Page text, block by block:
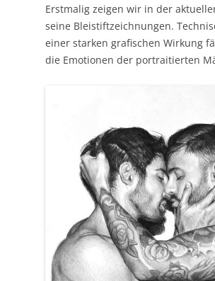
Erstmalig zeigen wir in der
seine Bleistiftzeichnungen.
einer starken grafischen Wirkung
die Emotionen der portraitierten